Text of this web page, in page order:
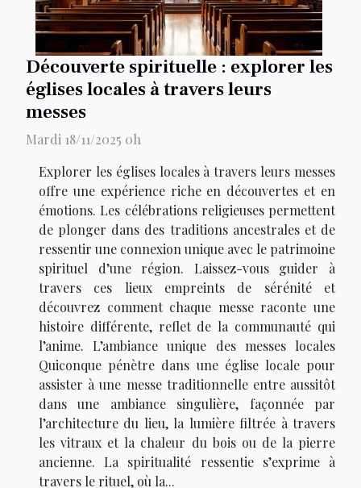
Découverte spirituelle : explorer les
églises locales à travers leurs
messes
Mardi 18/11/2025 0h
Explorer les églises locales à travers leurs messes
offre une expérience riche en découvertes et en
émotions. Les célébrations religieuses permettent
de plonger dans des traditions ancestrales et de
ressentir une connexion unique avec le patrimoine
spirituel d’une région. Laissez-vous guider à
travers ces lieux empreints de sérénité et
découvrez comment chaque messe raconte une
histoire différente, reflet de la communauté qui
l’anime. L’ambiance unique des messes locales
Quiconque pénètre dans une église locale pour
assister à une messe traditionnelle entre aussitôt
dans une ambiance singulière, façonnée par
l’architecture du lieu, la lumière filtrée à travers
les vitraux et la chaleur du bois ou de la pierre
ancienne. La spiritualité ressentie s’exprime à
travers le rituel, où la...